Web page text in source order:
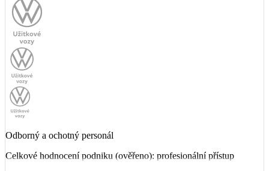
Odborný a ochotný personál
Celkové hodnocení podniku (ověřeno): profesionální přístup